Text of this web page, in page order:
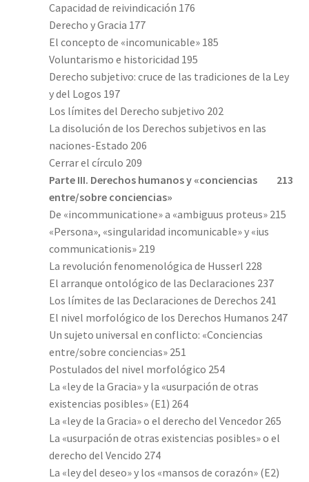
Capacidad de reivindicación 176
Derecho y Gracia 177
El concepto de «incomunicable» 185
Voluntarismo e historicidad 195
Derecho subjetivo: cruce de las tradiciones de la Ley
y del Logos 197
Los límites del Derecho subjetivo 202
La disolución de los Derechos subjetivos en las
naciones-Estado 206
Cerrar el círculo 209
Parte III. Derechos humanos y «conciencias
entre/sobre conciencias»
213
De «incommunicatione» a «ambiguus proteus» 215
«Persona», «singularidad incomunicable» y «ius
communicationis» 219
La revolución fenomenológica de Husserl 228
El arranque ontológico de las Declaraciones 237
Los límites de las Declaraciones de Derechos 241
El nivel morfológico de los Derechos Humanos 247
Un sujeto universal en conflicto: «Conciencias
entre/sobre conciencias» 251
Postulados del nivel morfológico 254
La «ley de la Gracia» y la «usurpación de otras
existencias posibles» (E1) 264
La «ley de la Gracia» o el derecho del Vencedor 265
La «usurpación de otras existencias posibles» o el
derecho del Vencido 274
La «ley del deseo» y los «mansos de corazón» (E2)